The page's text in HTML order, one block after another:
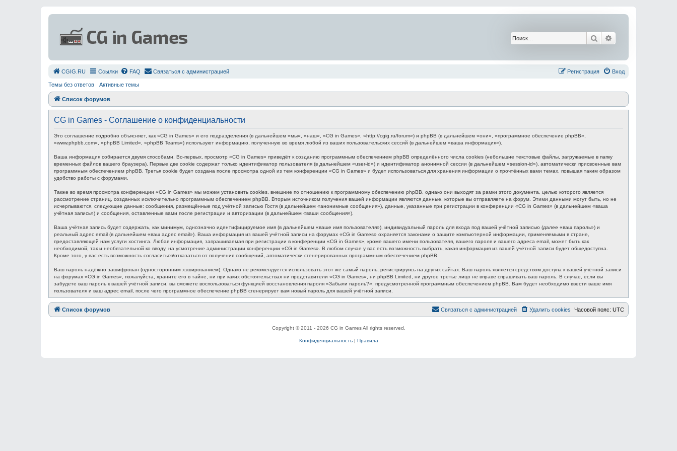
Поиск
СGIG.RU Ссылки FAQ Связаться с администрацией Вход
Регистрация
Темы без ответов Активные темы
Список форумов
CG in Games - Соглашение о конфиденциальности
Это соглашение подробно объясняет, как «CG in Games» и его подразделения (в дальнейшем «мы», «наш», «CG in Games», «http://cgig.ru/forum») и phpBB (в дальнейшем «они», «программное обеспечение phpBB»,
«www.phpbb.com», «phpBB Limited», «phpBB Teams») используют информацию, полученную во время любой из ваших пользовательских сессий (в дальнейшем «ваша информация»).
Ваша информация собирается двумя способами. Во-первых, просмотр «CG in Games» приведёт к созданию программным обеспечением phpBB определённого числа cookies (небольшие текстовые файлы, загружаемые в папку
временных файлов вашего браузера). Первые две cookie содержат только идентификатор пользователя (в дальнейшем «user-id») и идентификатор анонимной сессии (в дальнейшем «session-id»), автоматически присвоенные вам
программным обеспечением phpBB. Третья cookie будет создана после просмотра одной из тем конференции «CG in Games» и будет использоваться для хранения информации о прочтённых вами темах, повышая таким образом
удобство работы с форумами.
Также во время просмотра конференции «CG in Games» мы можем установить cookies, внешние по отношению к программному обеспечению phpBB, однако они выходят за рамки этого документа, целью которого является
рассмотрение страниц, созданных исключительно программным обеспечением phpBB. Вторым источником получения вашей информации являются данные, которые вы отправляете на форум. Этими данными могут быть, но не
исчерпываются, следующие данные: сообщения, размещённые под учётной записью Гостя (в дальнейшем «анонимные сообщения»), данные, указанные при регистрации в конференции «CG in Games» (в дальнейшем «ваша
учётная запись») и сообщения, оставленные вами после регистрации и авторизации (в дальнейшем «ваши сообщения»).
Ваша учётная запись будет содержать, как минимум, однозначно идентифицируемое имя (в дальнейшем «ваше имя пользователя»), индивидуальный пароль для входа под вашей учётной записью (далее «ваш пароль») и
реальный адрес email (в дальнейшем «ваш адрес email»). Ваша информация из вашей учётной записи на форумах «CG in Games» охраняется законами о защите компьютерной информации, применяемыми в стране,
предоставляющей нам услуги хостинга. Любая информация, запрашиваемая при регистрации в конференции «CG in Games», кроме вашего имени пользователя, вашего пароля и вашего адреса email, может быть как
необходимой, так и необязательной ко вводу, на усмотрение администрации конференции «CG in Games». В любом случае у вас есть возможность выбрать, какая информация из вашей учётной записи будет общедоступна.
Кроме того, у вас есть возможность согласиться/отказаться от получения сообщений, автоматически сгенерированных программным обеспечением phpBB.
Ваш пароль надёжно зашифрован (односторонним хэшированием). Однако не рекомендуется использовать этот же самый пароль, регистрируясь на других сайтах. Ваш пароль является средством доступа к вашей учётной записи
на форумах «CG in Games», пожалуйста, храните его в тайне, ни при каких обстоятельствах ни представители «CG in Games», ни phpBB Limited, ни другое третье лицо не вправе спрашивать ваш пароль. В случае, если вы
забудете ваш пароль к вашей учётной записи, вы сможете воспользоваться функцией восстановления пароля «Забыли пароль?», предусмотренной программным обеспечением phpBB. Вам будет необходимо ввести ваше имя
пользователя и ваш адрес email, после чего программное обеспечение phpBB сгенерирует вам новый пароль для вашей учётной записи.
Список форумов Часовой пояс: UTC
Удалить cookies
Связаться с администрацией
Copyright © 2011 - 2026 CG in Games All rights reserved.
Конфиденциальность| Правила